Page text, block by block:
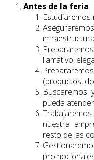
Antes de la feria:
llamativo,
(productos,
Buscaremos
pueda
nuestra
resto de las